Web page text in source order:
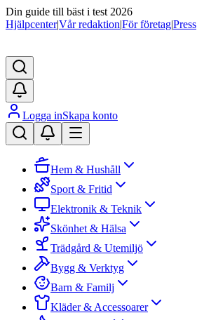
Din guide till bäst i test 2026
Hjälpcenter|Vår redaktion|För företag|Press
Logga inSkapa konto
Hem & Hushåll
Sport & Fritid
Elektronik & Teknik
Skönhet & Hälsa
Trädgård & Utemiljö
Bygg & Verktyg
Barn & Familj
Kläder & Accessoarer